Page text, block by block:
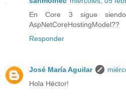
En Core 3 sigue
AspNetCoreHostingModel??
Responder
José María Aguilar
Hola Héctor!